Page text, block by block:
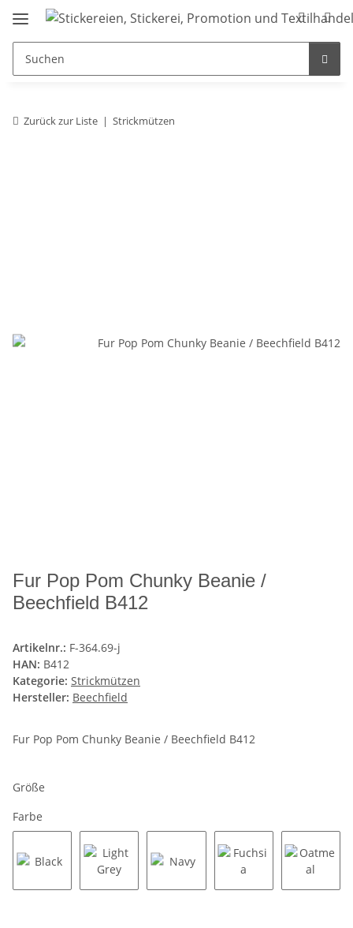
Zurück zur Liste Strickmützen
Fur Pop Pom Chunky Beanie /
Beechfield B412
Artikelnr.: F-364.69-j
HAN: B412
Kategorie: Strickmützen
Hersteller: Beechfield
Fur Pop Pom Chunky Beanie / Beechfield B412
Größe
Farbe